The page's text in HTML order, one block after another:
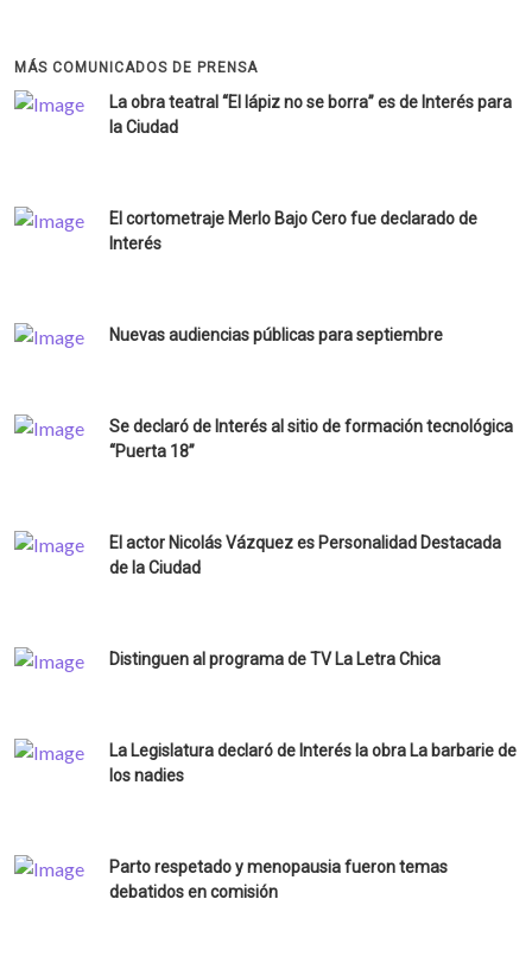
MÁS COMUNICADOS DE PRENSA
La obra teatral “El lápiz no se borra” es de Interés para
la Ciudad
El cortometraje Merlo Bajo Cero fue declarado de
Interés
Nuevas audiencias públicas para septiembre
Se declaró de Interés al sitio de formación tecnológica
“Puerta 18”
El actor Nicolás Vázquez es Personalidad Destacada
de la Ciudad
Distinguen al programa de TV La Letra Chica
La Legislatura declaró de Interés la obra La barbarie de
los nadies
Parto respetado y menopausia fueron temas
debatidos en comisión